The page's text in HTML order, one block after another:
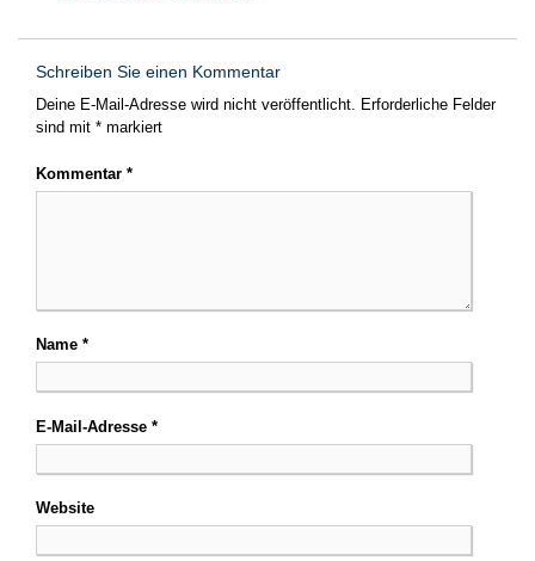
Schreiben Sie einen Kommentar
Deine E-Mail-Adresse wird nicht veröffentlicht. Erforderliche Felder
sind mit * markiert
Kommentar *
Name *
E-Mail-Adresse *
Website